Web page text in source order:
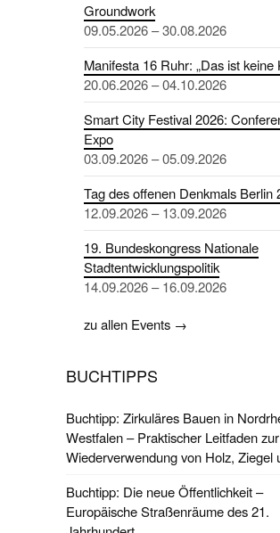
Groundwork
09.05.2026 – 30.08.2026
Manifesta 16 Ruhr: „Das ist keine
20.06.2026 – 04.10.2026
Smart City Festival 2026:
Expo
03.09.2026 – 05.09.2026
Tag des offenen Denkmals Berlin
12.09.2026 – 13.09.2026
19. Bundeskongress Nationale
Stadtentwicklungspolitik
14.09.2026 – 16.09.2026
zu allen Events →
BUCHTIPPS
Buchtipp: Zirkuläres Bauen in
Westfalen – Praktischer Leitfaden zur
Wiederverwendung von Holz, Ziegel
Buchtipp: Die neue Öffentlichkeit –
Europäische Straßenräume des 21.